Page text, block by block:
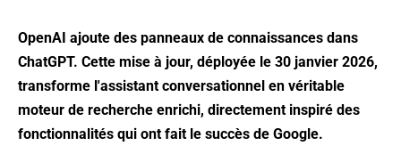
OpenAI ajoute des panneaux de connaissances dans
ChatGPT. Cette mise à jour, déployée le 30 janvier 2026,
transforme l'assistant conversationnel en véritable
moteur de recherche enrichi, directement inspiré des
fonctionnalités qui ont fait le succès de Google.